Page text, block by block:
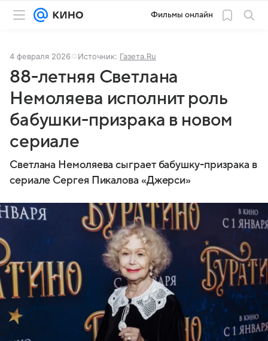
Фильмы онлайн
4 февраля 2026 Источник: Газета.Ru
88-летняя Светлана
Немоляева исполнит роль
бабушки-призрака в новом
сериале
Светлана Немоляева сыграет бабушку-призрака в
сериале Сергея Пикалова «Джерси»